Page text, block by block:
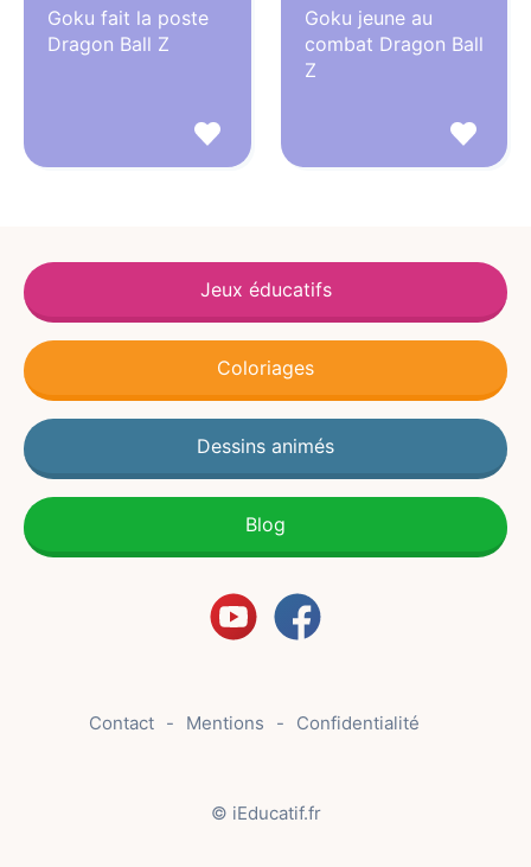
Goku fait la poste
Dragon Ball Z
Goku jeune au
combat Dragon Ball
Z
Jeux éducatifs
Coloriages
Dessins animés
Blog
Contact Mentions Confidentialité
© iEducatif.fr